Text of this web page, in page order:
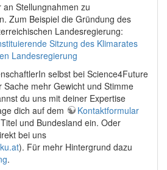
Stellungnahmen zu
Zum Beispiel die Gründung des
Landesregierung:
Sitzung des Klimarates
Landesregierung
selbst bei Science4Future
Sache mehr Gewicht und Stimme
du uns mit deiner Expertise
dich auf dem
Kontaktformular
und Bundesland ein. Oder
bei uns
). Für mehr Hintergrund dazu
.